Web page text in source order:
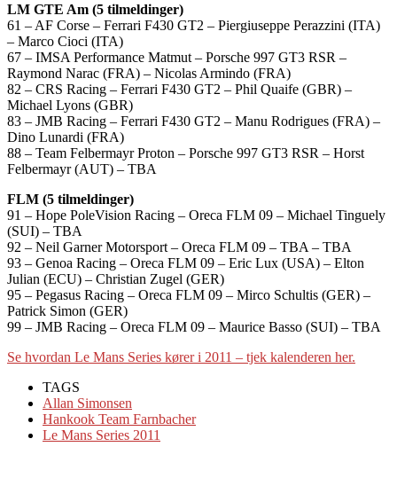
LM GTE Am (5 tilmeldinger)
61 – AF Corse – Ferrari F430 GT2 – Piergiuseppe Perazzini (ITA)
– Marco Cioci (ITA)
67 – IMSA Performance Matmut – Porsche 997 GT3 RSR –
Raymond Narac (FRA) – Nicolas Armindo (FRA)
82 – CRS Racing – Ferrari F430 GT2 – Phil Quaife (GBR) –
Michael Lyons (GBR)
83 – JMB Racing – Ferrari F430 GT2 – Manu Rodrigues (FRA) –
Dino Lunardi (FRA)
88 – Team Felbermayr Proton – Porsche 997 GT3 RSR – Horst
Felbermayr (AUT) – TBA
FLM (5 tilmeldinger)
91 – Hope PoleVision Racing – Oreca FLM 09 – Michael Tinguely
(SUI) – TBA
92 – Neil Garner Motorsport – Oreca FLM 09 – TBA – TBA
93 – Genoa Racing – Oreca FLM 09 – Eric Lux (USA) – Elton
Julian (ECU) – Christian Zugel (GER)
95 – Pegasus Racing – Oreca FLM 09 – Mirco Schultis (GER) –
Patrick Simon (GER)
99 – JMB Racing – Oreca FLM 09 – Maurice Basso (SUI) – TBA
Se hvordan Le Mans Series kører i 2011 – tjek kalenderen her.
TAGS
Allan Simonsen
Hankook Team Farnbacher
Le Mans Series 2011